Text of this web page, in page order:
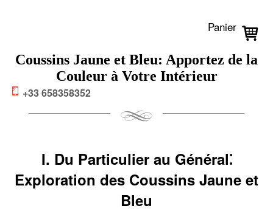
+33 658358352
Panier
Coussins Jaune et Bleu: Apportez de la
Couleur à Votre Intérieur
I. Du Particulier au Général⁚
Exploration des Coussins Jaune et
Bleu